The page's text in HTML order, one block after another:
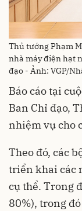
Thủ tướng Phạm
nhà máy điện hạt
đạo - Ảnh: VGP/
Báo cáo tại
Ban Chỉ đạo,
nhiệm vụ cho
Theo đó, các
triển khai các
cụ thể. Trong
80%), trong